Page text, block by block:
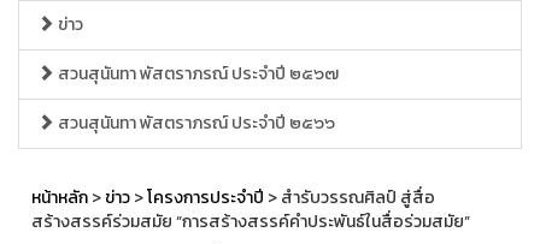
ข่าว
สวนสุนันทา พัสตราภรณ์ ประจำปี ๒๕๖๗
สวนสุนันทา พัสตราภรณ์ ประจำปี ๒๕๖๖
หน้าหลัก>ข่าว>โครงการประจำปี > สำรับวรรณศิลป์ สู่สื่อ
สร้างสรรค์ร่วมสมัย “การสร้างสรรค์คำประพันธ์ในสื่อร่วมสมัย”